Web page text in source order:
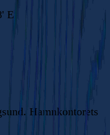
E
Hamnkontorets